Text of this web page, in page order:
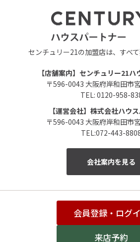
センチュリー21の加盟店は、すべて
【店舗案内】センチュリー21ハ
〒596-0043 大阪府岸和田市
TEL: 0120-958-
【運営会社】株式会社ハウ
〒596-0043 大阪府岸和田市
TEL:072-443-
会社案内を見る
会員登録・ログ
来店予約